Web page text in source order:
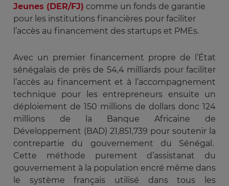
Jeunes (DER/FJ) comme un fonds de garantie
pour les institutions financières pour faciliter
l’accès au financement des startups et PMEs.
Avec un premier financement propre de l’État
sénégalais de près de 54,4 milliards pour faciliter
l’accès au financement et à l’accompagnement
technique pour les entrepreneurs ensuite un
déploiement de 150 millions de dollars donc 124
millions de la Banque Africaine de
Développement (BAD) 21,851,739 pour soutenir la
contrepartie du gouvernement du Sénégal.
Cette méthode purement d’assistanat du
gouvernement à la population encré même dans
le système français utilisé dans tous les